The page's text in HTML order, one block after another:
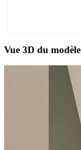
Vue 3D du modèle